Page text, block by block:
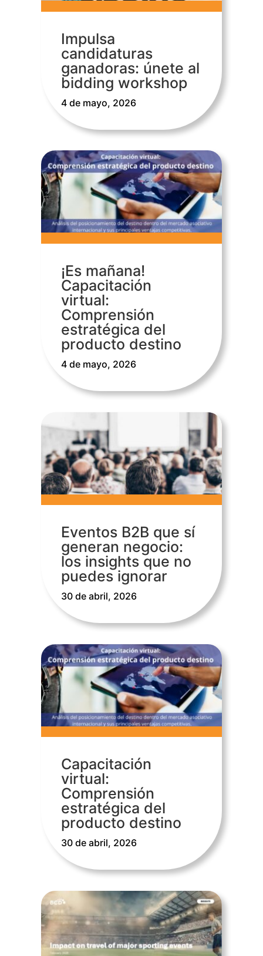
Impulsa
candidaturas
ganadoras: únete al
bidding workshop
4 de mayo, 2026
¡Es mañana!
Capacitación
virtual:
Comprensión
estratégica del
producto destino
4 de mayo, 2026
Eventos B2B que sí
generan negocio:
los insights que no
puedes ignorar
30 de abril, 2026
Capacitación
virtual:
Comprensión
estratégica del
producto destino
30 de abril, 2026